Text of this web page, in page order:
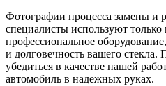
Фотографии процесса замены и
специалисты используют
профессиональное
и долговечность вашего
убедиться в качестве нашей
автомобиль в надежных руках.